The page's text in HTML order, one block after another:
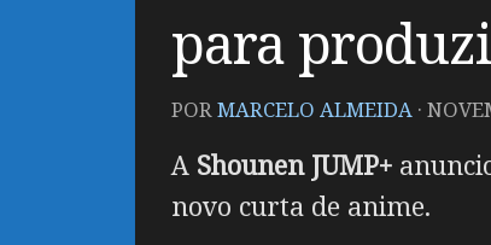
para
PORMARCELO ALMEIDA ·
A Shounen JUMP+
novo curta de anime.